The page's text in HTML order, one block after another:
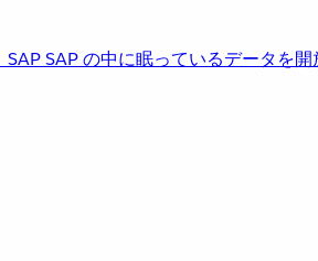
SAPSAP の中に眠っているデータを